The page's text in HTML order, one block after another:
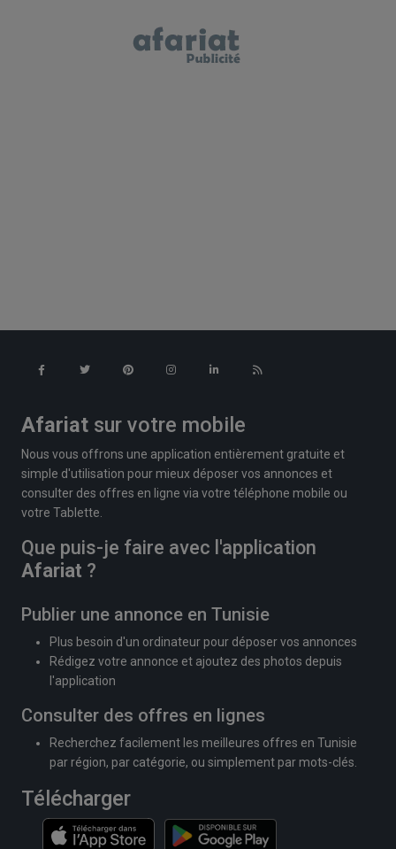
Afariat sur votre mobile
Nous vous offrons une application entièrement gratuite et
simple d'utilisation pour mieux déposer vos annonces et
consulter des offres en ligne via votre téléphone mobile ou
votre Tablette.
Que puis-je faire avec l'application
Afariat ?
Publier une annonce en Tunisie
Plus besoin d'un ordinateur pour déposer vos annonces
Rédigez votre annonce et ajoutez des photos depuis
l'application
Consulter des offres en lignes
Recherchez facilement les meilleures offres en Tunisie
par région, par catégorie, ou simplement par mots-clés.
Télécharger